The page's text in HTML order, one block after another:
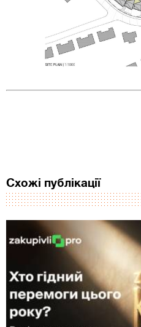
Схожі публікації